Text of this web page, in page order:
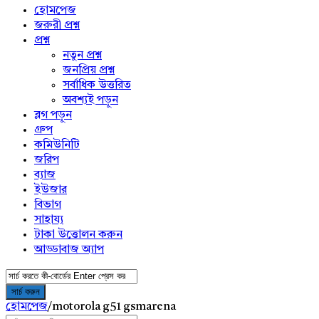
menu
হোমপেজ
জরুরী প্রশ্ন
প্রশ্ন
নতুন প্রশ্ন
জনপ্রিয় প্রশ্ন
সর্বাধিক উত্তরিত
অবশ্যই পড়ুন
ব্লগ পড়ুন
গ্রুপ
কমিউনিটি
জরিপ
ব্যাজ
ইউজার
বিভাগ
সাহায্য
টাকা উত্তোলন করুন
আড্ডাবাজ অ্যাপ
হোমপেজ/motorola g51 gsmarena